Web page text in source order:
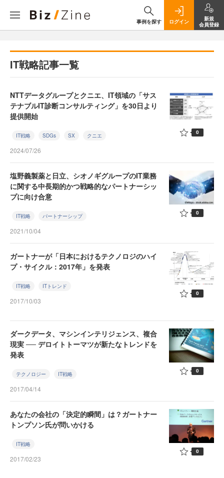
事例を探す ログイン
新規
会員登録
IT戦略記事一覧
NTTデータグループとクニエ、IT領域の「サス
テナブルIT診断コンサルティング」を30日より
提供開始
IT戦略 SDGs SX クニエ
2024/07/26
0
塩野義製薬と日立、シオノギグループのIT業務
に関する中長期的かつ戦略的なパートナーシッ
プに向け合意
IT戦略 パートナーシップ
2021/10/04
0
ガートナーが「日本におけるテクノロジのハイ
プ・サイクル：2017年」を発表
IT戦略 ITトレンド
2017/10/03
0
ダークデータ、マシンインテリジェンス、複合
現実 ── デロイトトーマツが新たなトレンドを
発表
テクノロジー IT戦略
2017/04/14
0
あなたの会社の「決定的瞬間」は？ガートナー
トンプソン氏が問いかける
IT戦略
2017/02/23
0